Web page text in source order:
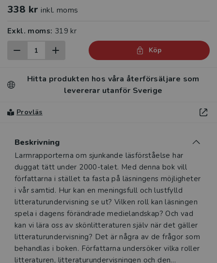
338 kr inkl. moms
Exkl. moms: 319 kr
Köp
Hitta produkten hos våra återförsäljare som
levererar utanför Sverige
Provläs
Beskrivning
Beskrivning
Larmrapporterna om sjunkande läsförståelse har
duggat tätt under 2000-talet. Med denna bok vill
författarna i stället ta fasta på läsningens möjligheter
i vår samtid. Hur kan en meningsfull och lustfylld
litteraturundervisning se ut? Vilken roll kan läsningen
spela i dagens förändrade medielandskap? Och vad
kan vi lära oss av skön­litteraturen själv när det gäller
litteraturundervisning? Det är några av de frågor som
behandlas i boken. Författarna undersöker vilka roller
litteraturen, litteraturundervisningen och den